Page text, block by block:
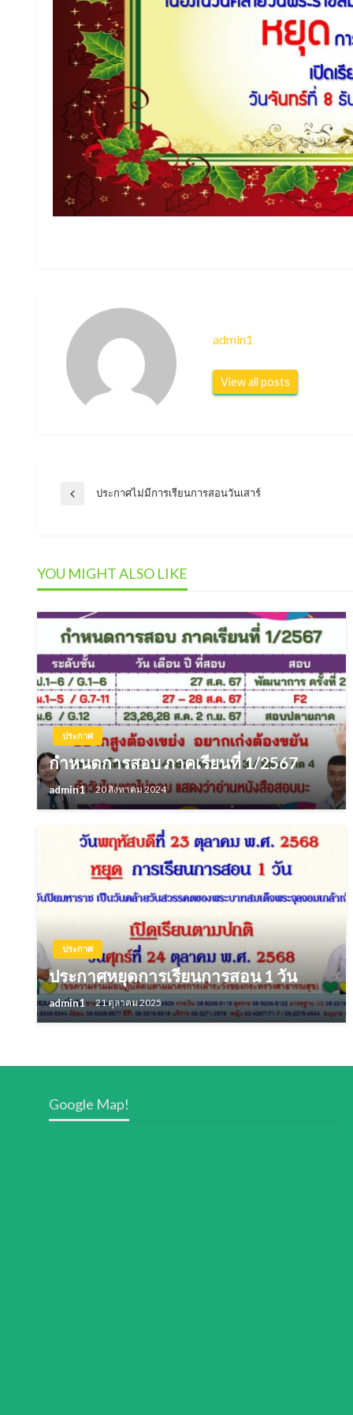
admin1
View all posts
แนะแนว
Previousประกาศไม่มีการเรียนการสอนวันเสาร์
YOU MIGHT ALSO LIKE
ประกาศ
กำหนดการสอบ ภาคเรียนที่ 1/2567
admin1 20 สิงหาคม 2024
ประกาศ
ประกาศหยุดการเรียนการสอน 1 วัน
admin1 21 ตุลาคม 2025
Google Map!